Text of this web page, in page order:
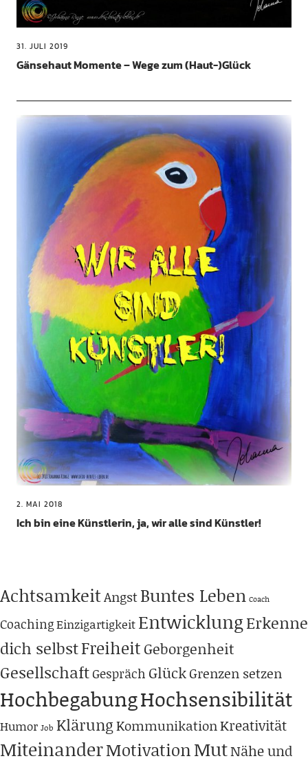
31. JULI 2019
Gänsehaut Momente – Wege zum (Haut-)Glück
2. MAI 2018
Ich bin eine Künstlerin, ja, wir alle sind Künstler!
AchtsamkeitAngstBuntes Leben Coach
CoachingEinzigartigkeit EntwicklungErkenne
dich selbstFreiheit Geborgenheit
GesellschaftGespräch GlückGrenzen setzen
HochbegabungHochsensibilität
Humor Job KlärungKommunikationKreativität
MiteinanderMotivationMutNähe und